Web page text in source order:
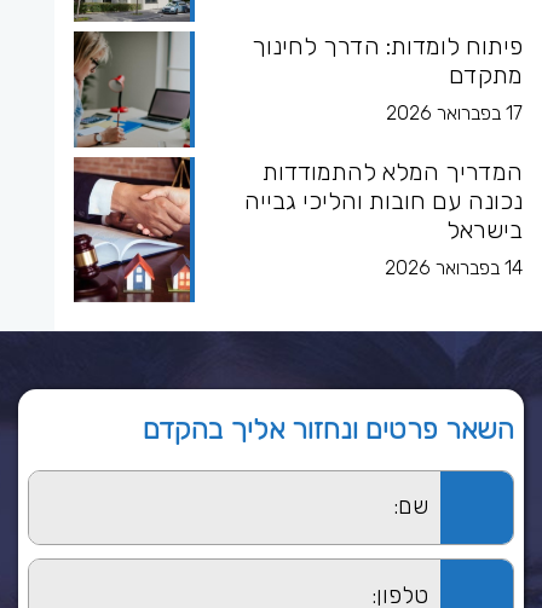
פיתוח לומדות: הדרך לחינוך
מתקדם
17 בפברואר 2026
המדריך המלא להתמודדות
נכונה עם חובות והליכי גבייה
בישראל
14 בפברואר 2026
השאר פרטים ונחזור אליך בהקדם